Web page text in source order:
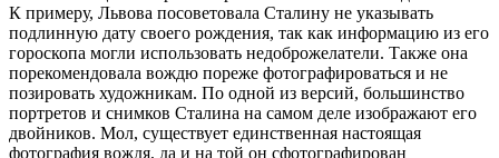
К примеру, Львова посоветовала Сталину не указывать
подлинную дату своего рождения, так как информацию из его
гороскопа могли использовать недоброжелатели. Также она
порекомендовала вождю пореже фотографироваться и не
позировать художникам. По одной из версий, большинство
портретов и снимков Сталина на самом деле изображают его
двойников. Мол, существует единственная настоящая
фотография вождя, да и на той он сфотографирован